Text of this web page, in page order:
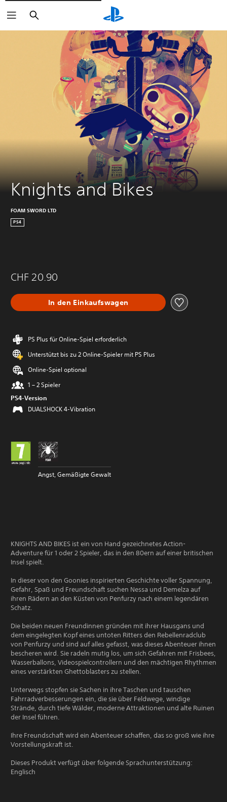
Suchen
Knights and Bikes
FOAM SWORD LTD
PS4
CHF 20.90
In den Einkaufswagen
PS Plus für Online-Spiel erforderlich
Unterstützt bis zu 2 Online-Spieler mit PS Plus
Online-Spiel optional
1 – 2 Spieler
PS4-Version
DUALSHOCK 4-Vibration
Angst, Gemäßigte Gewalt
KNIGHTS AND BIKES ist ein von Hand gezeichnetes Action-
Adventure für 1 oder 2 Spieler, das in den 80ern auf einer britischen
Insel spielt.
In dieser von den Goonies inspirierten Geschichte voller Spannung,
Gefahr, Spaß und Freundschaft suchen Nessa und Demelza auf
ihren Rädern an den Küsten von Penfurzy nach einem legendären
Schatz.
Die beiden neuen Freundinnen gründen mit ihrer Hausgans und
dem eingelegten Kopf eines untoten Ritters den Rebellenradclub
von Penfurzy und sind auf alles gefasst, was dieses Abenteuer ihnen
bescheren wird. Sie radeln mutig los, um sich Gefahren mit Frisbees,
Wasserballons, Videospielcontrollern und den mächtigen Rhythmen
eines verstärkten Ghettoblasters zu stellen.
Unterwegs stopfen sie Sachen in ihre Taschen und tauschen
Fahrradverbesserungen ein, die sie über Feldwege, windige
Strände, durch tiefe Wälder, moderne Attraktionen und alte Ruinen
der Insel führen.
Ihre Freundschaft wird ein Abenteuer schaffen, das so groß wie ihre
Vorstellungskraft ist.
Dieses Produkt verfügt über folgende Sprachunterstützung:
Englisch